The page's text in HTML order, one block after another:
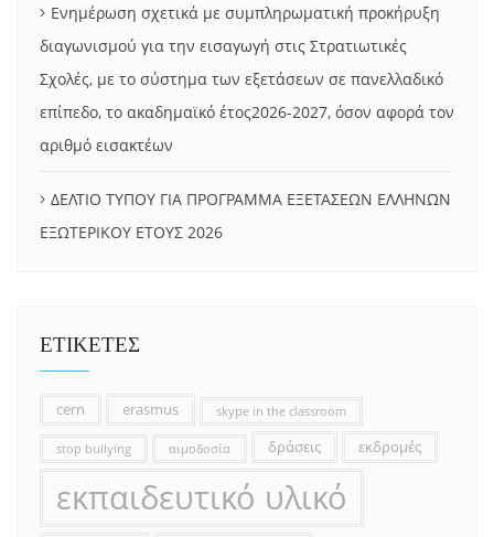
Ενημέρωση σχετικά με συμπληρωματική προκήρυξη
διαγωνισμού για την εισαγωγή στις Στρατιωτικές
Σχολές, με το σύστημα των εξετάσεων σε πανελλαδικό
επίπεδο, το ακαδημαϊκό έτος2026-2027, όσον αφορά τον
αριθμό εισακτέων
ΔΕΛΤΙΟ ΤΥΠΟΥ ΓΙΑ ΠΡΟΓΡΑΜΜΑ ΕΞΕΤΑΣΕΩΝ ΕΛΛΗΝΩΝ
ΕΞΩΤΕΡΙΚΟΥ ΕΤΟΥΣ 2026
ΕΤΙΚΕΤΕΣ
cern erasmus skype in the classroom
stop bullying αιμοδοσία δράσεις εκδρομές
εκπαιδευτικό υλικό